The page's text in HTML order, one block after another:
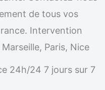
de tous vos
Intervention
Paris, Nice
24h/24 7 jours sur 7